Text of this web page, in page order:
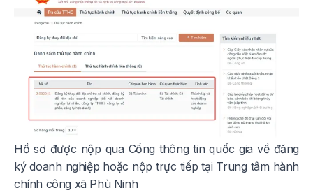
Hồ sơ được nộp qua Cổng thông tin quốc gia về đăng
ký doanh nghiệp hoặc nộp trực tiếp tại Trung tâm hành
chính công xã Phù Ninh